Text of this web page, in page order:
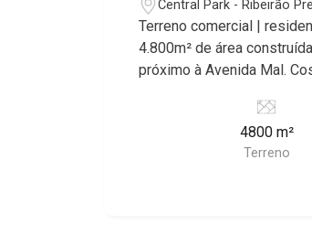
Central Park - Ribeirão
Terreno comercial |
4.800m² de área
próximo à Avenida Mal.
Conheça as características
imóvel que a Martinelli
selecionou para você: - 4.800m² de
4800 m²
Terreno